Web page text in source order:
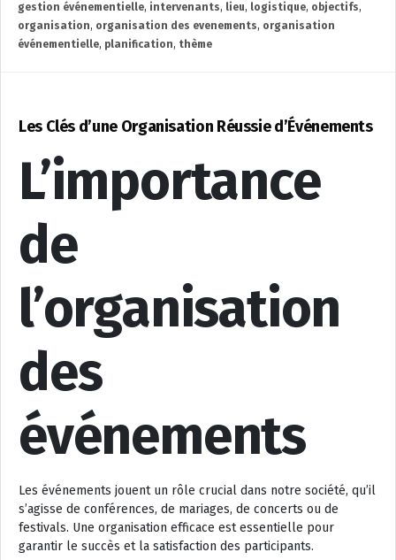
gestion événementielle, intervenants, lieu, logistique, objectifs,
organisation, organisation des evenements, organisation
événementielle, planification, thème
Les Clés d’une Organisation Réussie d’Événements
L’importance
de
l’organisation
des
événements
Les événements jouent un rôle crucial dans notre société, qu’il
s’agisse de conférences, de mariages, de concerts ou de
festivals. Une organisation efficace est essentielle pour
garantir le succès et la satisfaction des participants.